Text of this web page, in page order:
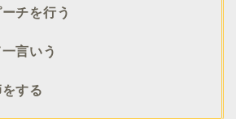
チを行う
言いう
する